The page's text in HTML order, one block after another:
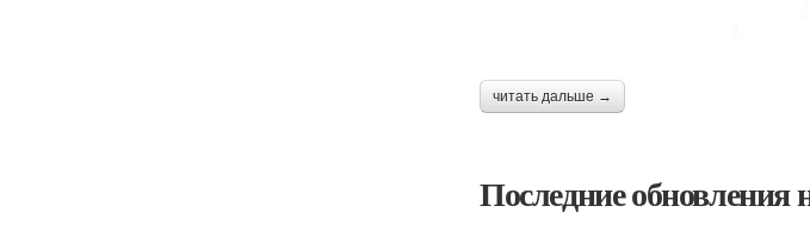
читать дальше →
Последние обновления